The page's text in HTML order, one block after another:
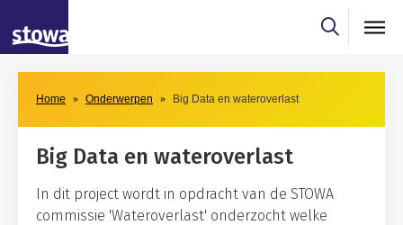
Skip to main content
Skip to main nav
Home Onderwerpen Big Data en wateroverlast
Big Data en wateroverlast
In dit project wordt in opdracht van de STOWA
commissie 'Wateroverlast' onderzocht welke